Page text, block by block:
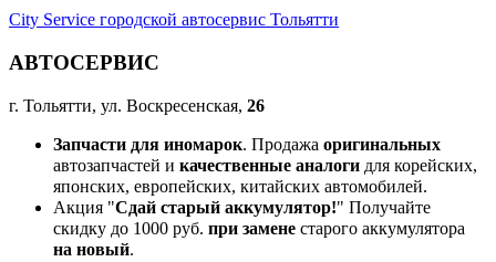
City Service городской автосервис Тольятти
АВТОСЕРВИС
г. Тольятти, ул. Воскресенская, 26
Запчасти для иномарок. Продажа оригинальных
автозапчастей и качественные аналоги для корейских,
японских, европейских, китайских автомобилей.
Акция "Сдай старый аккумулятор!" Получайте
скидку до 1000 руб. при замене старого аккумулятора
на новый.